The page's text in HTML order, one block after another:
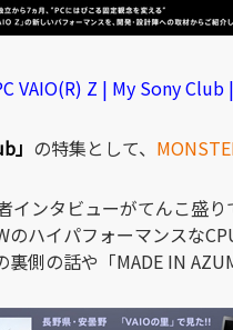
VAIO(R) Z | My Sony Club |
」 の特集として、
インタビューがてんこ盛
のハイパフォーマンスな
裏側の話や「MADE IN